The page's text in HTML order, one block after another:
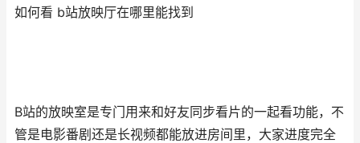
如何看 b站放映厅在哪里能找到
B站的放映室是专门用来和好友同步看片的一起看功能，不
管是电影番剧还是长视频都能放进房间里，大家进度完全